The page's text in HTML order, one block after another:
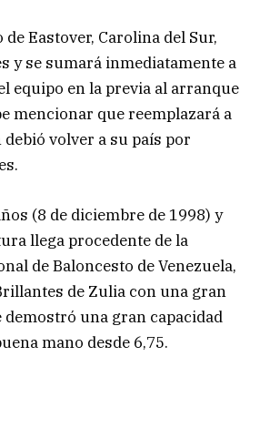
Eastover, Carolina del Sur,
y se sumará inmediatamente a
equipo en la previa al arranque
mencionar que reemplazará a
volver a su país por
(8 de diciembre de 1998) y
llega procedente de la
de Baloncesto de Venezuela,
de Zulia con una gran
demostró una gran capacidad
mano desde 6,75.